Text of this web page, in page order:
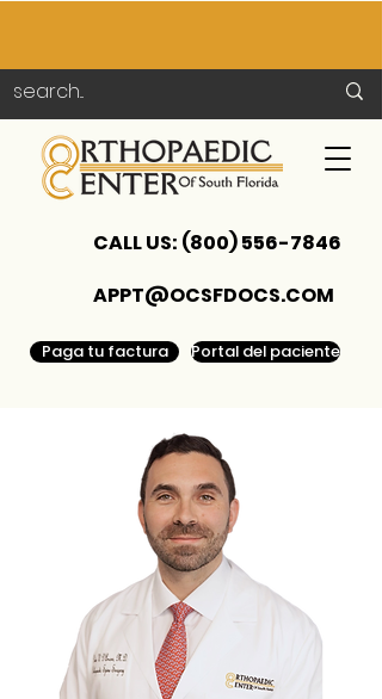
APPT@OCSFDOCS.COM
CALL US: (800) 556-7846
Paga tu factura Portal del paciente